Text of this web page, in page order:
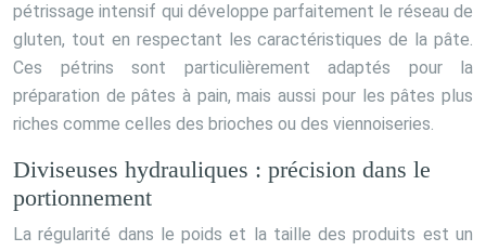
pétrissage intensif qui développe parfaitement le réseau de
gluten, tout en respectant les caractéristiques de la pâte.
Ces pétrins sont particulièrement adaptés pour la
préparation de pâtes à pain, mais aussi pour les pâtes plus
riches comme celles des brioches ou des viennoiseries.
Diviseuses hydrauliques : précision dans le
portionnement
La régularité dans le poids et la taille des produits est un